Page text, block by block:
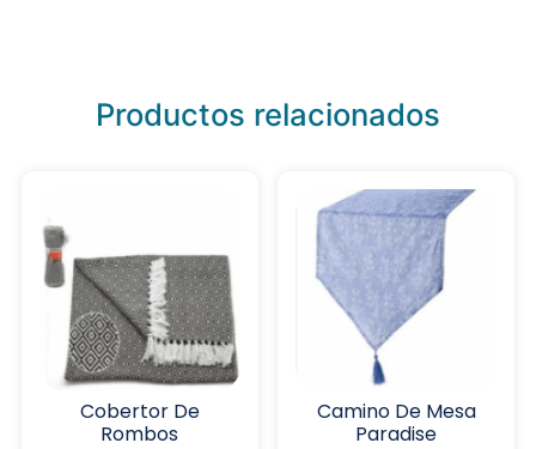
Productos relacionados
Cobertor De
Rombos
Camino De Mesa
Paradise